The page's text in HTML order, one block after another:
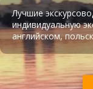
Лучшие
индивидуальную
английском,